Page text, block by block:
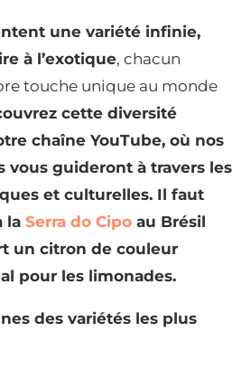
une variété infinie,
à l’exotique, chacun
touche unique au monde
cette diversité
chaîne YouTube, où nos
vous guideront à travers les
et culturelles. Il faut
la Serra do Cipo au Brésil
un citron de couleur
pour les limonades.
des variétés les plus